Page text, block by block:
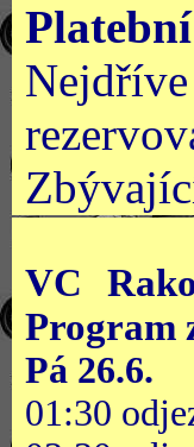
VC
Program
Pá 26.6.
01:30